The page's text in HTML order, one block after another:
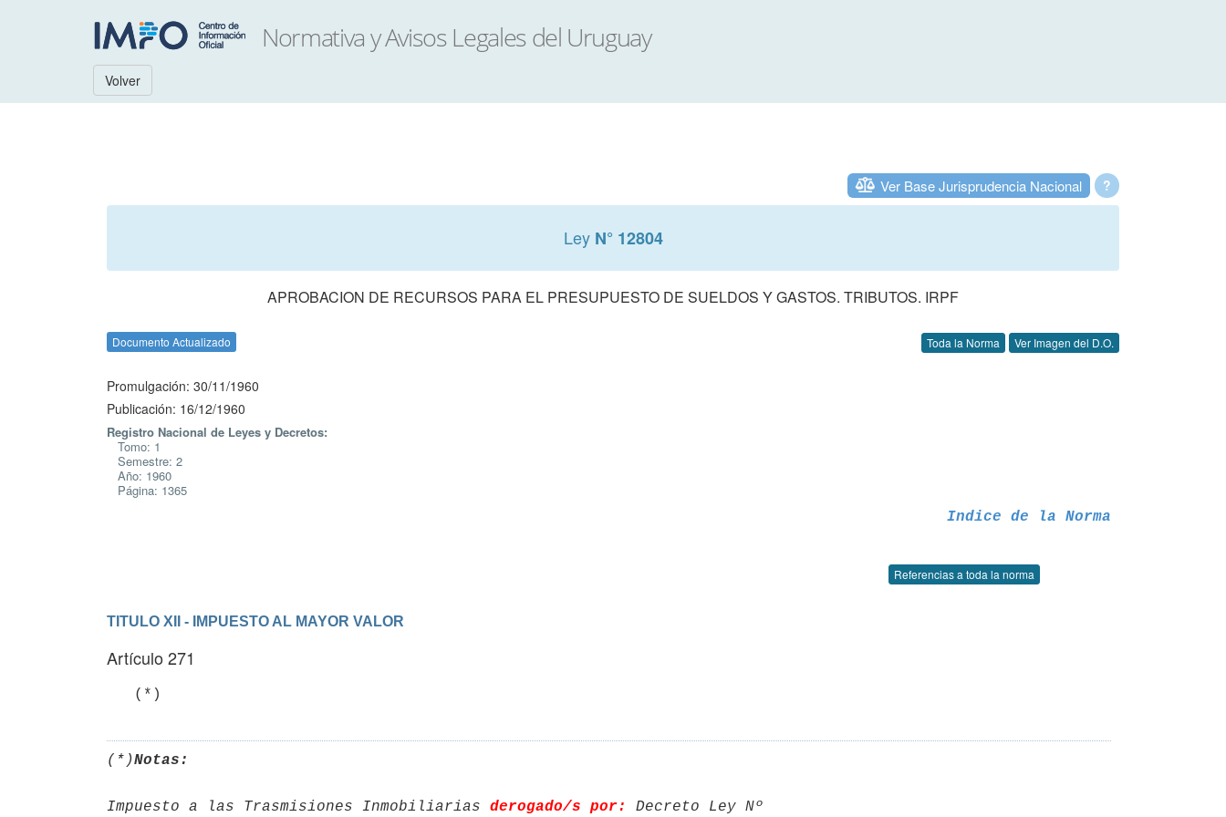
Volver
?
Ver Base Jurisprudencia Nacional
Ley N° 12804
APROBACION DE RECURSOS PARA EL PRESUPUESTO DE SUELDOS Y GASTOS. TRIBUTOS. IRPF
Documento Actualizado Toda la Norma Ver Imagen del D.O.
Promulgación: 30/11/1960
Publicación: 16/12/1960
Registro Nacional de Leyes y Decretos:
Tomo: 1
Semestre: 2
Año: 1960
Página: 1365
Indice de la Norma
Referencias a toda la norma
TITULO XII - IMPUESTO AL MAYOR VALOR
Artículo 271
   (*)
(*)Notas:
Impuesto a las Trasmisiones Inmobiliarias derogado/s por: Decreto Ley Nº